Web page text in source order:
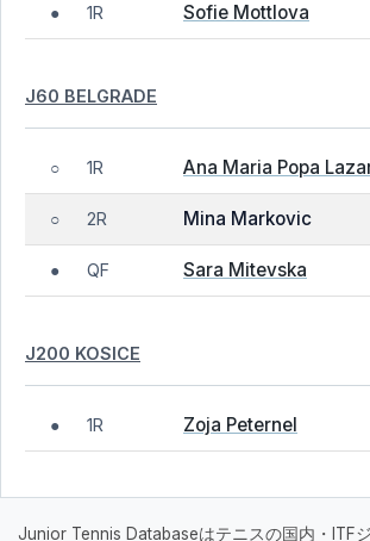
● 1R Sofie Mottlova
J60 BELGRADE
○ 1R Ana Maria Popa
○ 2R Mina Markovic
● QF Sara Mitevska
J200 KOSICE
● 1R Zoja Peternel
Junior Tennis Databaseはテニスの国内・ITF